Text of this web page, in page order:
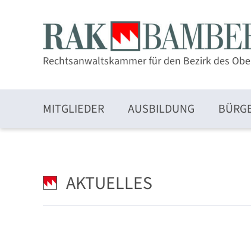
Rechtsanwaltskammer für den Bezirk des
MITGLIEDER AUSBILDUNG
AKTUELLES